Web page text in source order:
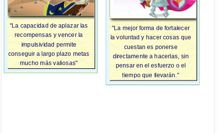
"La capacidad de aplazar las
recompensas y vencer la
impulsividad permite
conseguir a largo plazo metas
mucho más valiosas"
"La mejor forma de fortalecer
la voluntad y hacer cosas que
cuestan es ponerse
directamente a hacerlas, sin
pensar en el esfuerzo o el
tiempo que llevarán."